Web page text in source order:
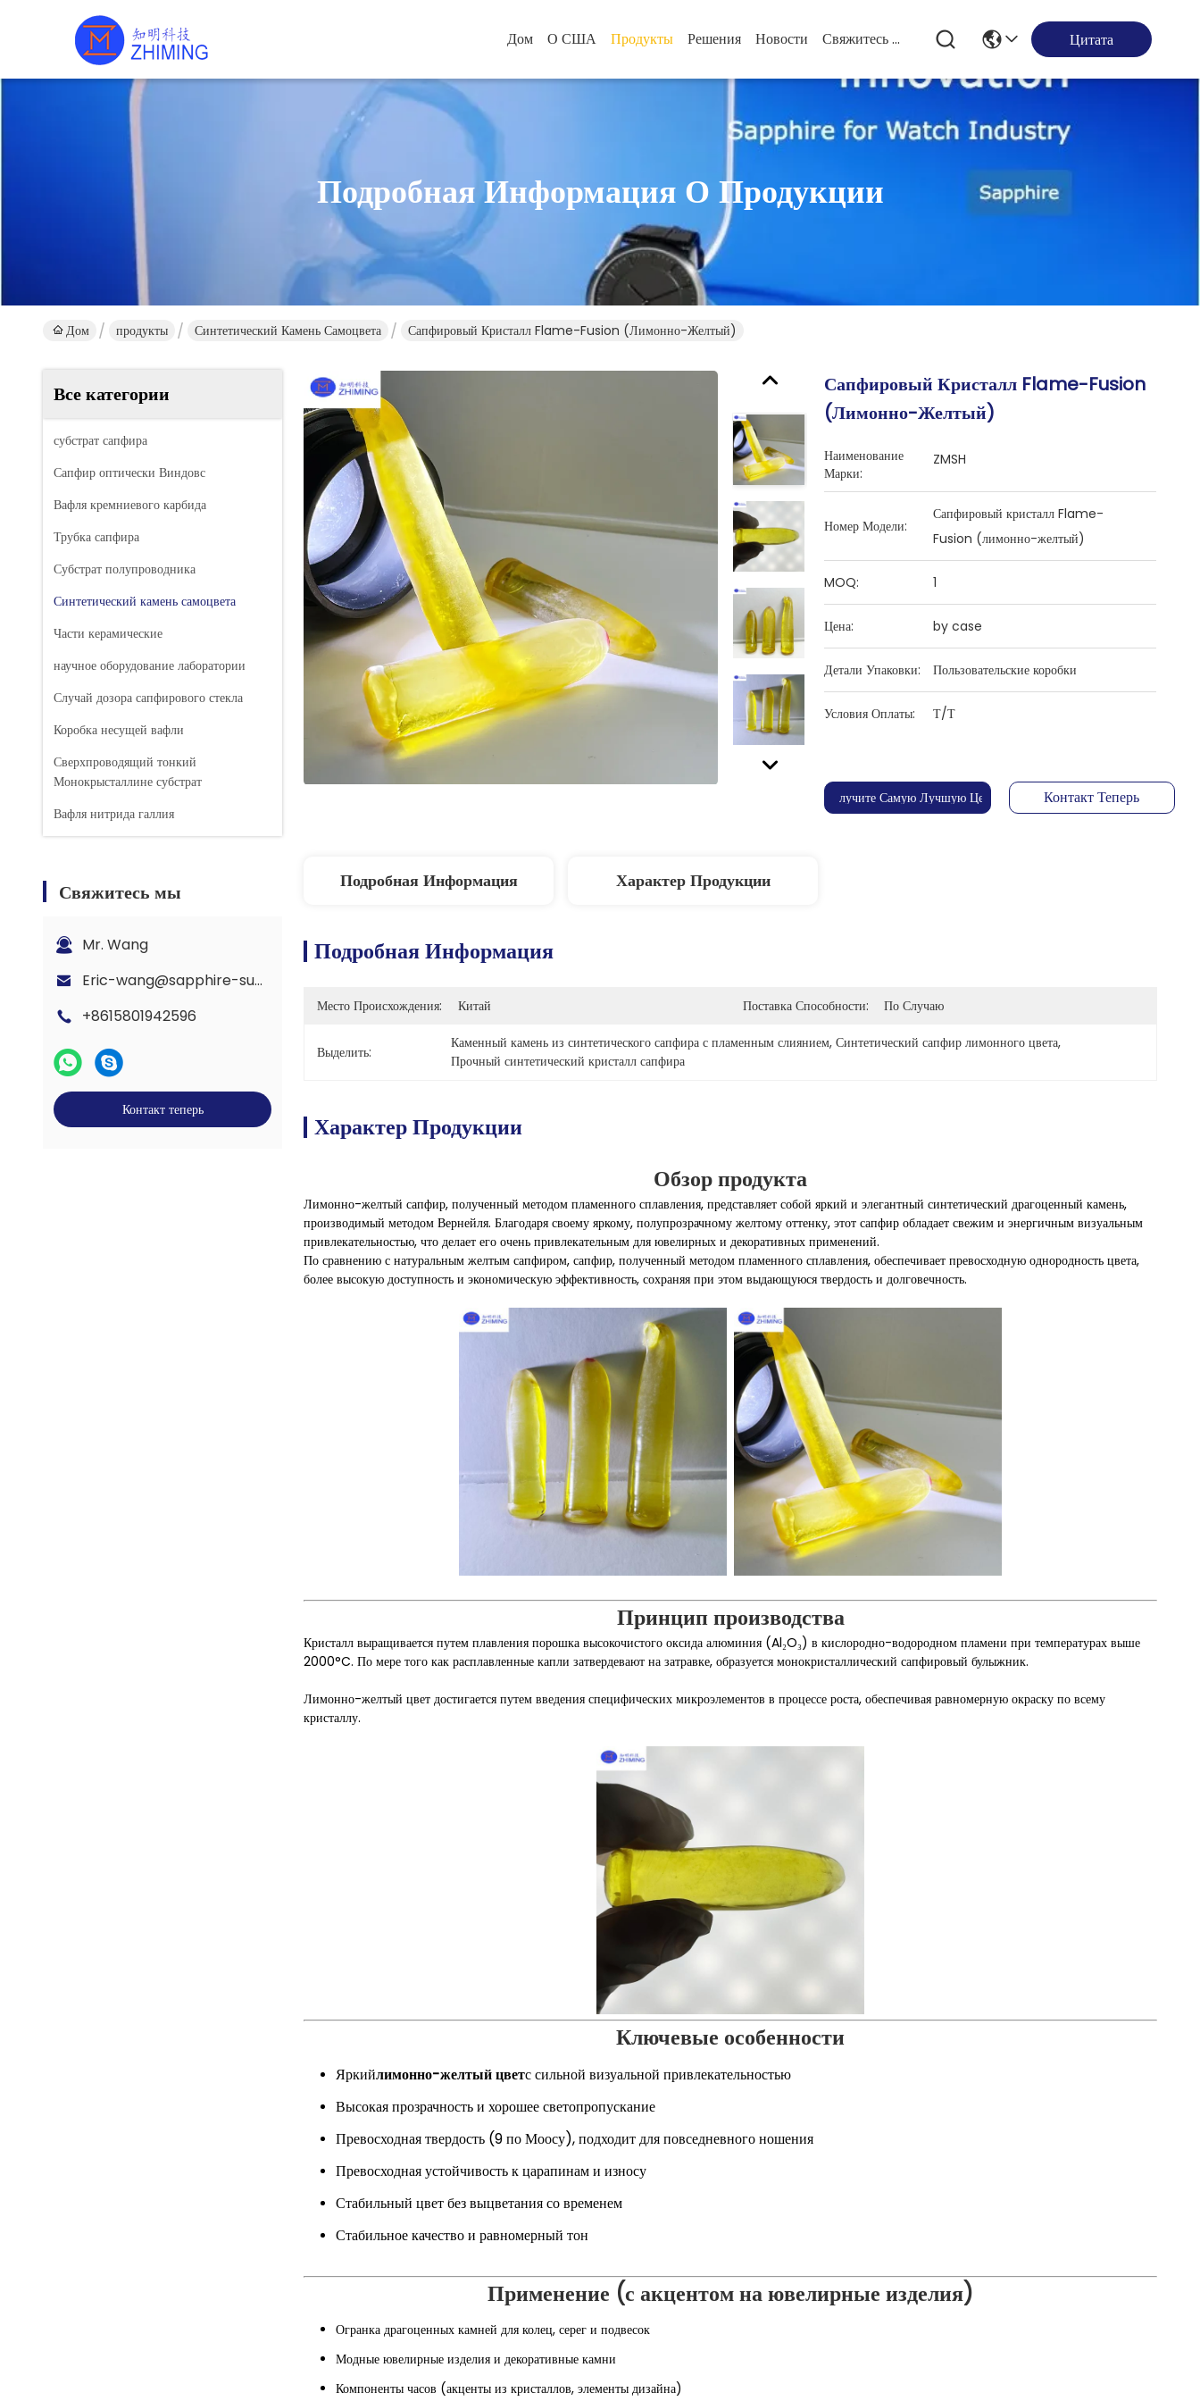
Дом О США Продукты Решения Новости Свяжитесь Мы Цитата
Подробная Информация О Продукции
Дом продукты Синтетический Камень Самоцвета Сапфировый Кристалл Flame-Fusion (лимонно-Желтый)
Все категории
субстрат сапфира
Сапфир оптически Виндовс
Вафля кремниевого карбида
Трубка сапфира
Субстрат полупроводника
Синтетический камень самоцвета
Части керамические
научное оборудование лаборатории
Случай дозора сапфирового стекла
Коробка несущей вафли
Сверхпроводящий тонкий
Монокрысталлине субстрат
Вафля нитрида галлия
Свяжитесь мы
Mr. Wang
Eric-wang@sapphire-substrate.com
+8615801942596
Контакт теперь
Сапфировый Кристалл Flame-Fusion
(лимонно-Желтый)
Наименование
Марки:
ZMSH
Номер Модели:
Сапфировый кристалл Flame-
Fusion (лимонно-желтый)
MOQ: 1
Цена: by case
Детали Упаковки: Пользовательские коробки
Условия Оплаты: Т/Т
Получите Самую Лучшую Цену Контакт Теперь
Подробная Информация Характер Продукции
Подробная Информация
Место Происхождения: Китай Поставка Способности: По Случаю
Выделить:
Каменный камень из синтетического сапфира с пламенным слиянием, Синтетический сапфир лимонного цвета,
Прочный синтетический кристалл сапфира
Характер Продукции
Обзор продукта
Лимонно-желтый сапфир, полученный методом пламенного сплавления, представляет собой яркий и элегантный синтетический драгоценный камень,
производимый методом Вернейля. Благодаря своему яркому, полупрозрачному желтому оттенку, этот сапфир обладает свежим и энергичным визуальным
привлекательностью, что делает его очень привлекательным для ювелирных и декоративных применений.
По сравнению с натуральным желтым сапфиром, сапфир, полученный методом пламенного сплавления, обеспечивает превосходную однородность цвета,
более высокую доступность и экономическую эффективность, сохраняя при этом выдающуюся твердость и долговечность.
Принцип производства
Кристалл выращивается путем плавления порошка высокочистого оксида алюминия (Al₂O₃) в кислородно-водородном пламени при температурах выше
2000°C. По мере того как расплавленные капли затвердевают на затравке, образуется монокристаллический сапфировый булыжник.
Лимонно-желтый цвет достигается путем введения специфических микроэлементов в процессе роста, обеспечивая равномерную окраску по всему
кристаллу.
Ключевые особенности
Яркийлимонно-желтый цветс сильной визуальной привлекательностью
Высокая прозрачность и хорошее светопропускание
Превосходная твердость (9 по Моосу), подходит для повседневного ношения
Превосходная устойчивость к царапинам и износу
Стабильный цвет без выцветания со временем
Стабильное качество и равномерный тон
Применение (с акцентом на ювелирные изделия)
Огранка драгоценных камней для колец, серег и подвесок
Модные ювелирные изделия и декоративные камни
Компоненты часов (акценты из кристаллов, элементы дизайна)